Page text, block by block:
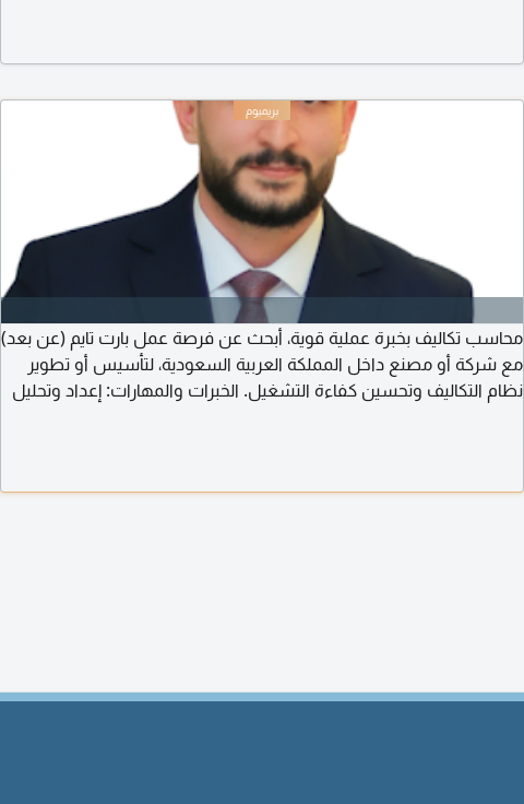
محاسب تكاليف بخبرة عملية قوية، أبحث عن فرصة عمل بارت تايم (عن بعد)
مع شركة أو مصنع داخل المملكة العربية السعودية، لتأسيس أو تطوير
نظام التكاليف وتحسين كفاءة التشغيل. الخبرات والمهارات: إعداد وتحليل
التشغيلية.